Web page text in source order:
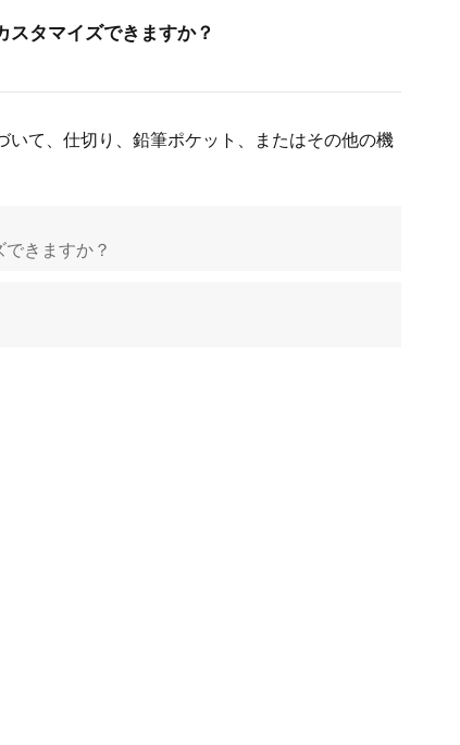
한국어
タマイズできますか？
て、仕切り、鉛筆ポケット、またはその他の機
きますか？